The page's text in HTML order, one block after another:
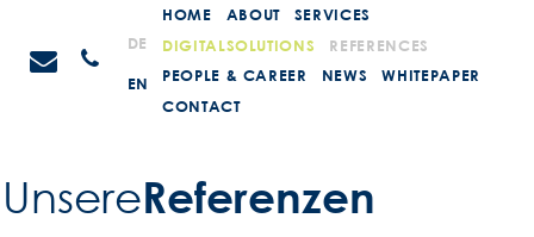
Inhalt
STEIN
PromotionsAnrufen
DE
EN
HOME ABOUT
SERVICES
DIGITALSOLUTIONS
REFERENCES
PEOPLE & CAREER
NEWS
WHITEPAPER
CONTACT
UnsereReferenzen